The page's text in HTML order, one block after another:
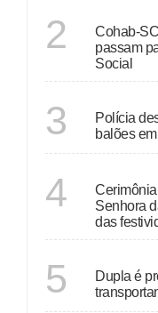
2
Cohab-
passam
Social
3
Polícia
balões
4
Senhora
das
5
Dupla é